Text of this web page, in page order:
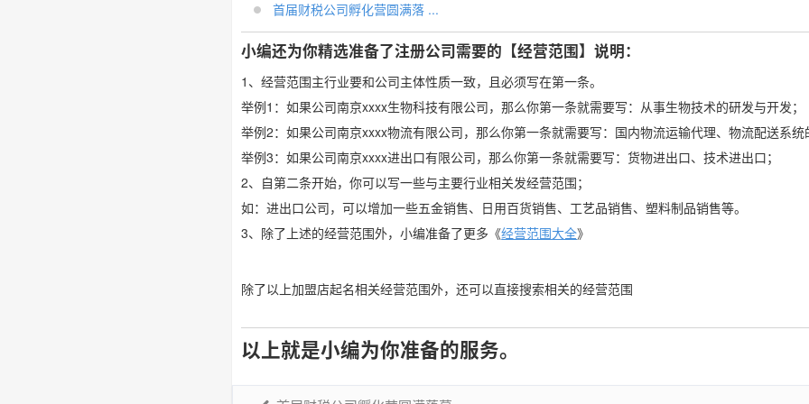
首届财税公司孵化营圆满落 ...
小编还为你精选准备了注册公司需要的【经营范围】说明：
1、经营范围主行业要和公司主体性质一致，且必须写在第一条。
举例1：如果公司南京xxxx生物科技有限公司，那么你第一条就需要写：从事生物技术的研发与开发；
举例2：如果公司南京xxxx物流有限公司，那么你第一条就需要写：国内物流运输代理、物流配送系统
举例3：如果公司南京xxxx进出口有限公司，那么你第一条就需要写：货物进出口、技术进出口；
2、自第二条开始，你可以写一些与主要行业相关发经营范围；
如：进出口公司，可以增加一些五金销售、日用百货销售、工艺品销售、塑料制品销售等。
3、除了上述的经营范围外，小编准备了更多《经营范围大全》
除了以上加盟店起名相关经营范围外，还可以直接搜索相关的经营范围
以上就是小编为你准备的服务。